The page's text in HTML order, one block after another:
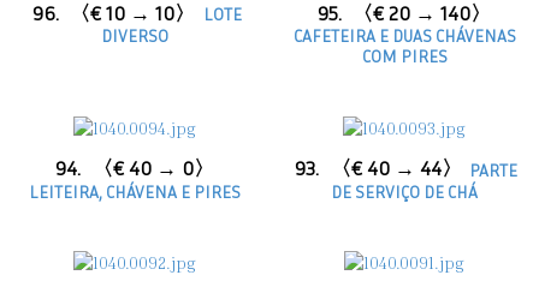
96. 〈€ 10 → 10〉
LOTE
DIVERSO
95. 〈€ 20 → 140〉
CAFETEIRA E DUAS CHÁVENAS
COM PIRES
94. 〈€ 40 → 0〉
LEITEIRA, CHÁVENA E PIRES
93. 〈€ 40 → 44〉
PARTE
DE SERVIÇO DE CHÁ